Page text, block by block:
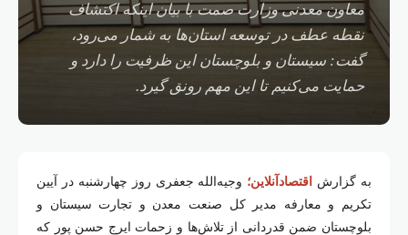
معاون معدنی وزارت صمت با بیان اینکه اکتشاف
نقطه عطف در توسعه استان‌ها به شمار می‌رود،
گفت: سیستان و بلوچستان این ظرفیت را دارد و
حمایت می‌کنیم تا این مهم رونق گیرد.
به گزارش اقتصادآنلاین؛ وجیه‌الله جعفری روز چهارشنبه در آیین
تکریم و معارفه مدیر کل صنعت معدن و تجارت سیستان و
بلوچستان ضمن قدردانی از تلاش‌ها و زحمات ایرج حسن پور که